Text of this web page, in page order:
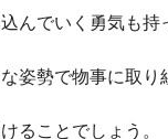
んでいく勇気も持
姿勢で物事に取り
ることでしょう。